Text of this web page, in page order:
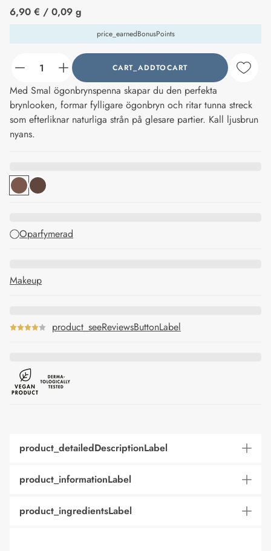
price_label
6,90 € / 0,09 g
price_earnedBonusPoints
counter_current CART_ADDTOCART
Med Smal ögonbrynspenna skapar du den perfekta
brynlooken, formar fylligare ögonbryn och ritar tunna streck
som efterliknar naturliga strån på glesare partier. Kall ljusbrun
nyans.
Oparfymerad
Makeup
product_seeReviewsButtonLabel
product_detailedDescriptionLabel
product_informationLabel
product_ingredientsLabel